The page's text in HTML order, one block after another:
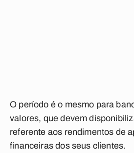
O período é o mesmo para
valores, que devem
referente aos rendimentos de
financeiras dos seus clientes.